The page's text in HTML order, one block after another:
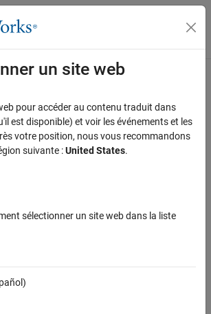
l'affichage du menu
How useful was this information?
un site web
pour accéder au contenu traduit dans
est disponible) et voir les événements et les
votre position, nous vous recommandons
suivante :United States.
sélectionner un site web dans la liste